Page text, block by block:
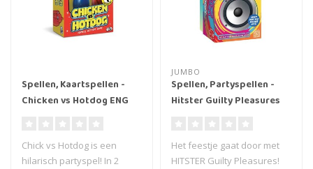
Spellen, Kaartspellen -
Chicken vs Hotdog ENG
Chick vs Hotdog is een
hilarisch partyspel! In 2
JUMBO
Spellen, Partyspellen -
Hitster Guilty Pleasures
Het feestje gaat door met
HITSTER Guilty Pleasures!